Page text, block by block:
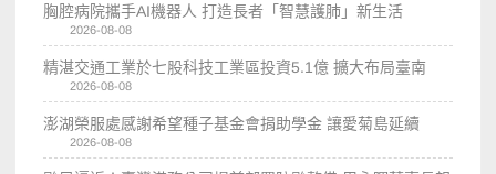
胸腔病院攜手AI機器人 打造長者「智慧護肺」新生活
2026-08-08
精湛交通工業於七股科技工業區投資5.1億 擴大布局臺南
2026-08-08
澎湖榮服處感謝希望種子基金會捐助學金 讓愛菊島延續
2026-08-08